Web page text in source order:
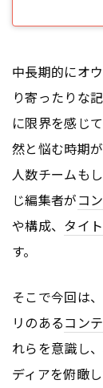
中長期的にオ
り寄ったりな
に限界を感じ
然と悩む時期
人数チームも
じ編集者がコ
や構成、 タイ
す。
そこで今回は
リのあるコン
れらを意識し
ディアを俯瞰